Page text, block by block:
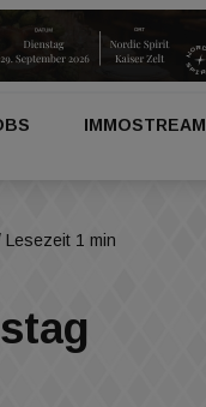
IMMOSTREAM
Lesezeit 1 min